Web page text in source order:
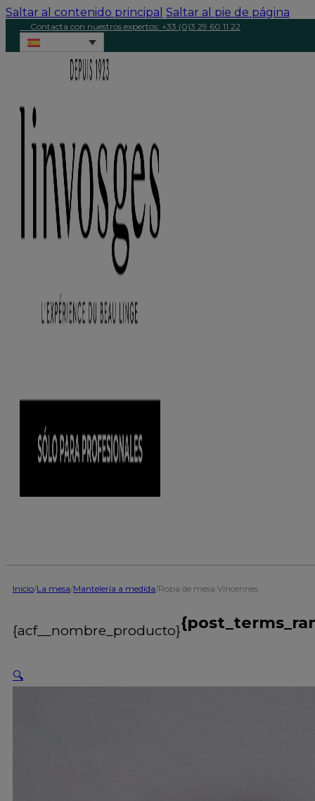
Saltar al contenido principal Saltar al pie de página
Contacta con nuestros expertos: +33 (0)3 29 60 11 22
Inicio/La mesa/Mantelería a medida/Ropa de mesa Vincennes
{acf__nombre_producto}
🔍